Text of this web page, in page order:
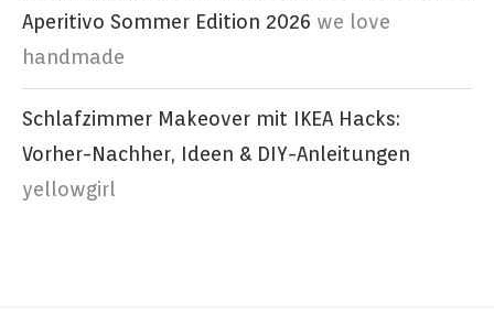
Aperitivo Sommer Edition 2026 we love
handmade
Schlafzimmer Makeover mit IKEA Hacks:
Vorher-Nachher, Ideen & DIY-Anleitungen
yellowgirl